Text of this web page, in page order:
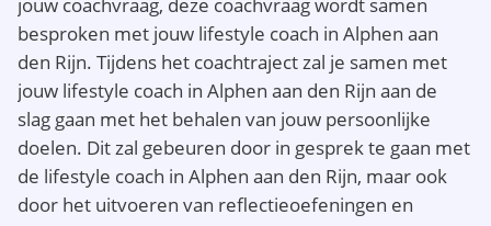
besproken met jouw lifestyle coach in Alphen aan
den Rijn. Tijdens het coachtraject zal je samen met
jouw lifestyle coach in Alphen aan den Rijn aan de
slag gaan met het behalen van jouw persoonlijke
doelen. Dit zal gebeuren door in gesprek te gaan met
de lifestyle coach in Alphen aan den Rijn, maar ook
door het uitvoeren van reflectieoefeningen en